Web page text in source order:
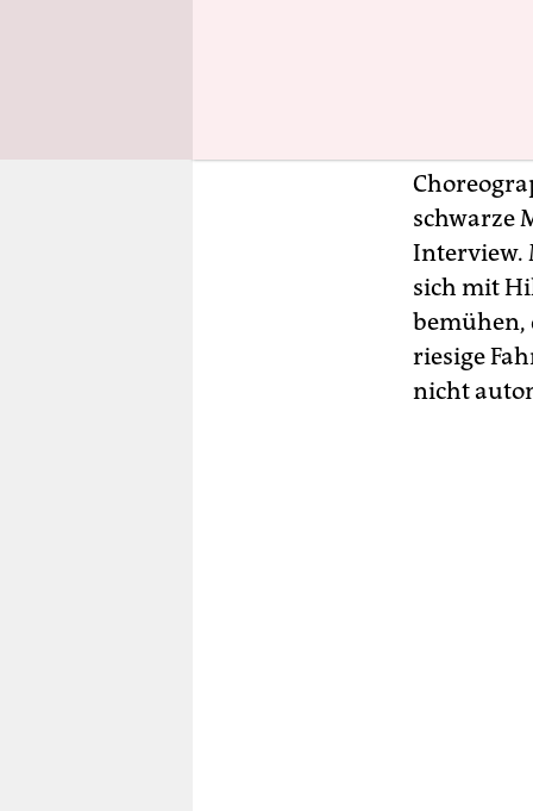
er in
schwarze
Interview.
sich mit
bemühen,
riesige
nicht